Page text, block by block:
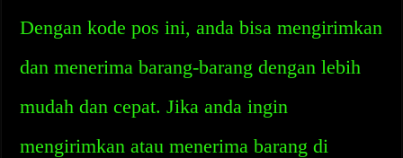
Dengan kode pos ini, anda bisa mengirimkan
dan menerima barang-barang dengan lebih
mudah dan cepat. Jika anda ingin
mengirimkan atau menerima barang di